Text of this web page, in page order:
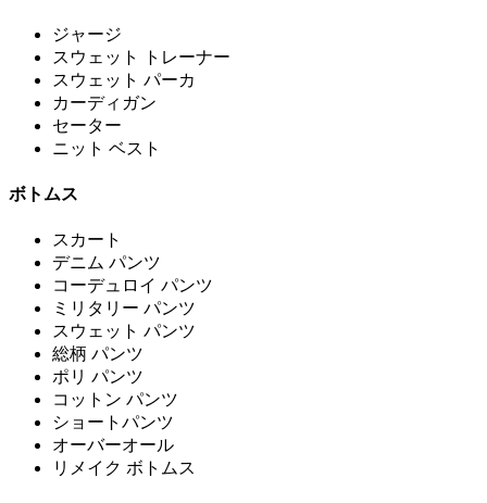
ジャージ
スウェット トレーナー
スウェット パーカ
カーディガン
セーター
ニット ベスト
ボトムス
スカート
デニム パンツ
コーデュロイ パンツ
ミリタリー パンツ
スウェット パンツ
総柄 パンツ
ポリ パンツ
コットン パンツ
ショートパンツ
オーバーオール
リメイク ボトムス